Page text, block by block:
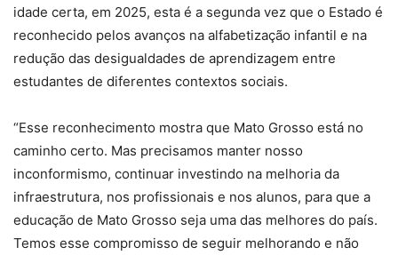
idade certa, em 2025, esta é a segunda vez que o Estado é
reconhecido pelos avanços na alfabetização infantil e na
redução das desigualdades de aprendizagem entre
estudantes de diferentes contextos sociais.
“Esse reconhecimento mostra que Mato Grosso está no
caminho certo. Mas precisamos manter nosso
inconformismo, continuar investindo na melhoria da
infraestrutura, nos profissionais e nos alunos, para que a
educação de Mato Grosso seja uma das melhores do país.
Temos esse compromisso de seguir melhorando e não